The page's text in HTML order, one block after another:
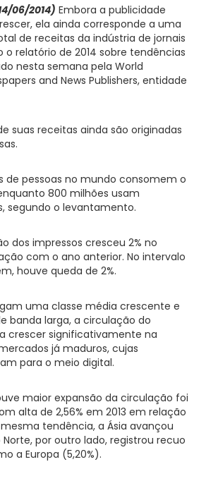
06/2014) Embora a publicidade
ela ainda corresponde a uma
de receitas da indústria de jornais
o relatório de 2014 sobre tendências
nesta semana pela World
and News Publishers, entidade
suas receitas ainda são originadas
de pessoas no mundo consomem o
800 milhões usam
segundo o levantamento.
dos impressos cresceu 2% no
com o ano anterior. No intervalo
houve queda de 2%.
uma classe média crescente e
banda larga, a circulação do
crescer significativamente na
já maduros, cujas
para o meio digital.
maior expansão da circulação foi
alta de 2,56% em 2013 em relação
tendência, a Ásia avançou
Norte, por outro lado, registrou recuo
a Europa (5,20%).